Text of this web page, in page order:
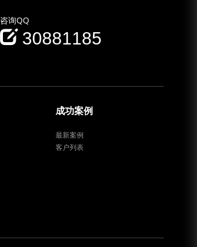
咨询QQ
30881185
成功案例
最新案例
客户列表